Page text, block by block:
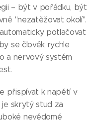
– být v pořádku, být
"nezatěžovat okolí".
potlačovat
se člověk rychle
a nervový systém
přispívat k napětí v
je skrytý stud za
nevědomé